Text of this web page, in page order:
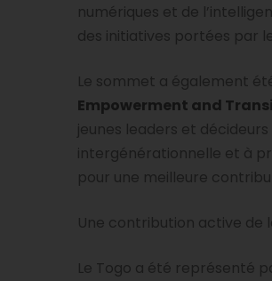
numériques et de
des initiatives portées par
Le sommet a également
Empowerment and
jeunes leaders et
intergénérationnelle et à
pour une meilleure
Une contribution active de
Le Togo a été représenté